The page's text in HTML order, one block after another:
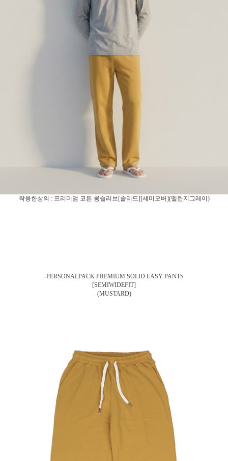
착용한상의 : 프리미엄 코튼 롱슬리브[솔리드][세미오버](멜란지그레이)
-PERSONALPACK PREMIUM SOLID EASY PANTS
[SEMIWIDEFIT]
(MUSTARD)